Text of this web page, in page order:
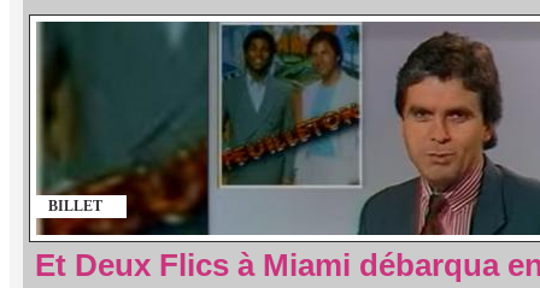
BILLET
Et Deux Flics à Miami débarqua